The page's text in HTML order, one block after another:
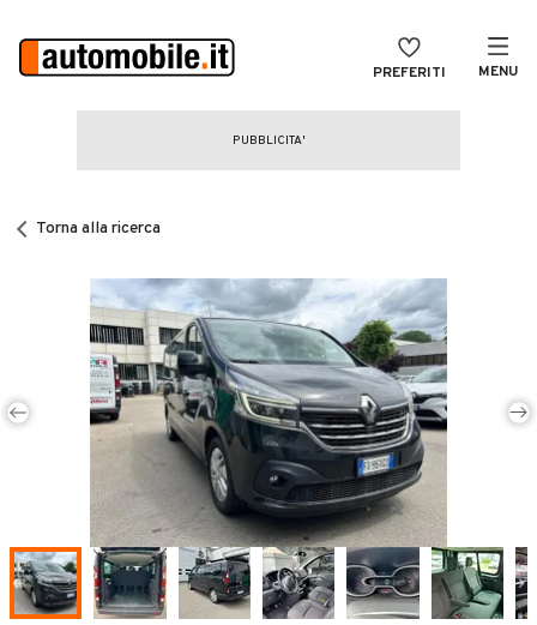
PREFERITI MENU
CERCA
Auto Nuove
Noleggio a lungo termine
Auto d'epoca
Camper
Veicoli Commerciali
Concessionari
Torna alla ricerca